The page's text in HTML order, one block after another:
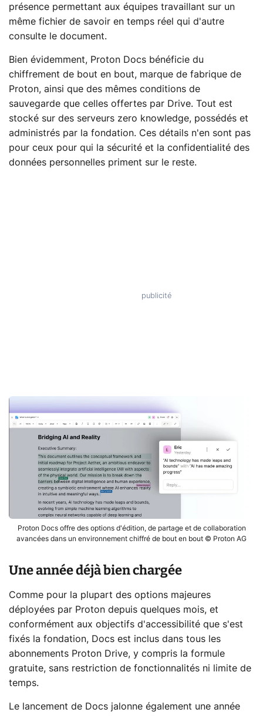
présence permettant aux équipes travaillant sur un
même fichier de savoir en temps réel qui d'autre
consulte le document.
Bien évidemment, Proton Docs bénéficie du
chiffrement de bout en bout, marque de fabrique de
Proton, ainsi que des mêmes conditions de
sauvegarde que celles offertes par Drive. Tout est
stocké sur des serveurs zero knowledge, possédés et
administrés par la fondation. Ces détails n'en sont pas
pour ceux pour qui la sécurité et la confidentialité des
données personnelles priment sur le reste.
Proton Docs offre des options d'édition, de partage et de collaboration
avancées dans un environnement chiffré de bout en bout © Proton AG
Une année déjà bien chargée
Comme pour la plupart des options majeures
déployées par Proton depuis quelques mois, et
conformément aux objectifs d'accessibilité que s'est
fixés la fondation, Docs est inclus dans tous les
abonnements Proton Drive, y compris la formule
gratuite, sans restriction de fonctionnalités ni limite de
temps.
Le lancement de Docs jalonne également une année